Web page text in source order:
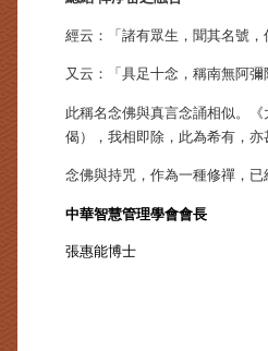
經云：「諸有眾生，聞其名號
又云：「具足十念，稱南無阿
此稱名念佛與真言念誦相似。
偈），我相即除，此為希有，亦
念佛與持咒，作為一種修禪，
中華智慧管理學會會長
張惠能博士